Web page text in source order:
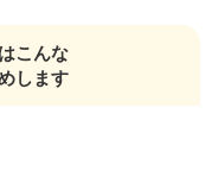
こんな
します